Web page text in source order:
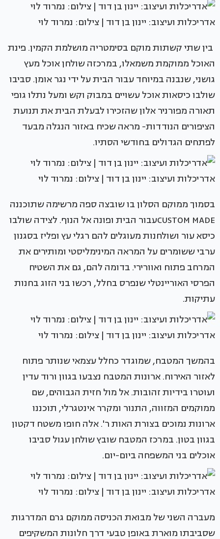
אדריכלות ועיצוב: יינון בן דוד | צילום: נמרוד לוי
בין שתי קשתות מוקם בסימטריה מושלמת הקמין. פינת
האוכל ממוקמת משמאלו, במרכזה שולחן אוכל מעץ
גושני, שנבנה במיוחד עבור הבית על ידי נגר אומן. סביבו
שולבו כיסאות אוכל עשויים במבוק וקש ומעל נתלו גופי
תאורה מפורניר אלון שהזכירו לבעלת הבית את תנועת
הציפורים הנודדות- מראה שכיח באזור הנגלה מבעד
לפתחים הגדולים בחודשי הסתיו.
אדריכלות ועיצוב: יינון בן דוד | צילום: נמרוד לוי
בסמוך ממוקם הסלון בו שובצה ספה מרשימה שתוכננה
CUSTOM MADEעבור הבית ופונה אל הנוף. לצידה שולבו
כיסא עור ושולחנות מעוגלים להם רגלי עץ ופליז בסגנון
ערבי ששומרים על המראה המינימליסטי ומותירים את
המרחב פתוח ואוורירי. בדומה להם, גם את השטיח
הפרסי האוריינטלי שנפרס בחלל, רכשו בני הזוג בחנות
עתיקות.
אדריכלות ועיצוב: יינון בן דוד | צילום: נמרוד לוי
בהמשך המטבח, שמוגדר כחלל עצמאי שנותר פתוח
לאזור האירוח. ארונות המטבח נצבעו בגוון ורוד עדין
ועוטרו בידיות זהובות. אל מול חזית הגבוהים, שם
ממוקמים המזווה, התנור ומקרר אינטגרלי, תוכננו
ארונות נמוכים בצורת האות ר'. אלה חופו משטח דקטון
בגוון בטון. במרכז המטבח שובץ שולחן עגול סביבו
אוכלים בני המשפחה ביום-יום.
אדריכלות ועיצוב: יינון בן דוד | צילום: נמרוד לוי
מעברה השני של מבואת הכניסה ממוקם גרם המדרגות
שסביבתו מוארת באופן טבעי דרך חלונות המשקיפים